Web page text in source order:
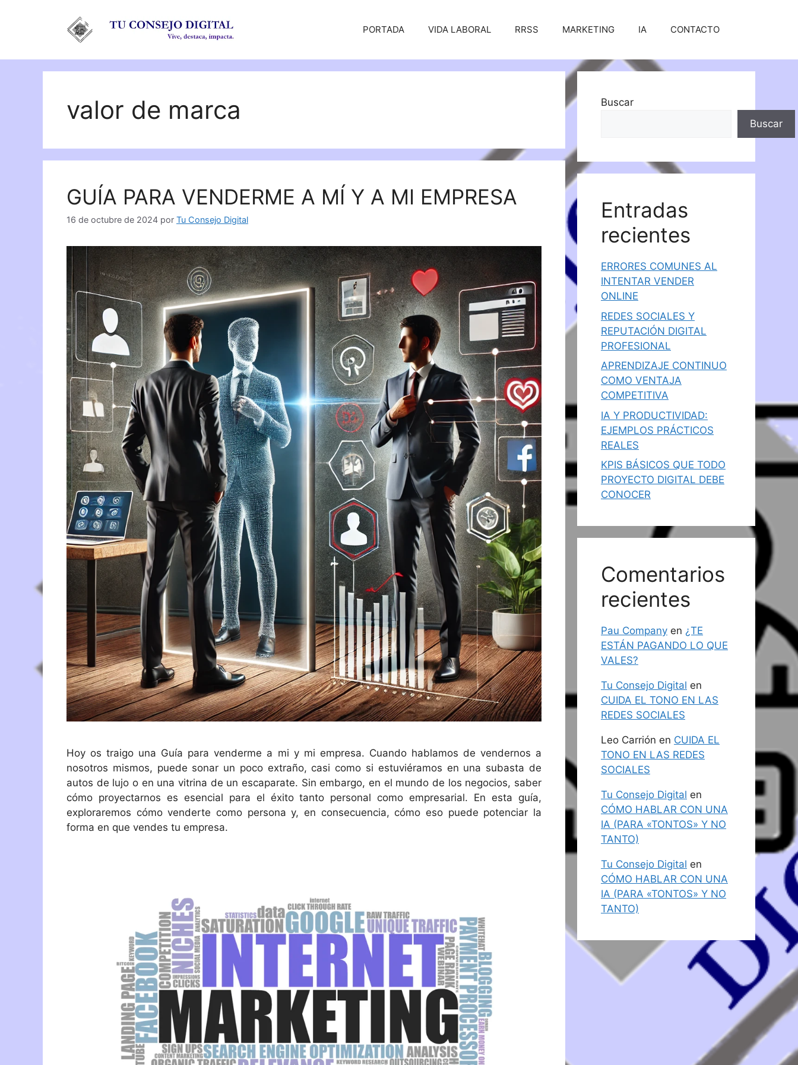
PORTADA VIDA LABORAL RRSS MARKETING IA CONTACTO
valor de marca
GUÍA PARA VENDERME A MÍ Y A MI EMPRESA
16 de octubre de 2024 por Tu Consejo Digital
Hoy os traigo una Guía para venderme a mi y mi empresa. Cuando hablamos de vendernos a
nosotros mismos, puede sonar un poco extraño, casi como si estuviéramos en una subasta de
autos de lujo o en una vitrina de un escaparate. Sin embargo, en el mundo de los negocios, saber
cómo proyectarnos es esencial para el éxito tanto personal como empresarial. En esta guía,
exploraremos cómo venderte como persona y, en consecuencia, cómo eso puede potenciar la
forma en que vendes tu empresa.
Buscar
Buscar
Entradas
recientes
ERRORES COMUNES AL
INTENTAR VENDER
ONLINE
REDES SOCIALES Y
REPUTACIÓN DIGITAL
PROFESIONAL
APRENDIZAJE CONTINUO
COMO VENTAJA
COMPETITIVA
IA Y PRODUCTIVIDAD:
EJEMPLOS PRÁCTICOS
REALES
KPIS BÁSICOS QUE TODO
PROYECTO DIGITAL DEBE
CONOCER
Comentarios
recientes
Pau Company en ¿TE
ESTÁN PAGANDO LO QUE
VALES?
Tu Consejo Digital en
CUIDA EL TONO EN LAS
REDES SOCIALES
Leo Carrión en CUIDA EL
TONO EN LAS REDES
SOCIALES
Tu Consejo Digital en
CÓMO HABLAR CON UNA
IA (PARA «TONTOS» Y NO
TANTO)
Tu Consejo Digital en
CÓMO HABLAR CON UNA
IA (PARA «TONTOS» Y NO
TANTO)